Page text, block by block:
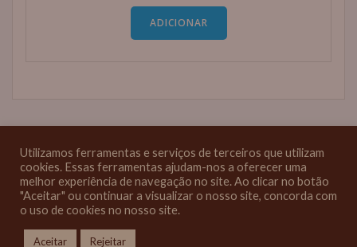
ADICIONAR
© 2026 Melgao Tabletes. Created for free using WordPress and
Utilizamos ferramentas e serviços de terceiros que utilizam
cookies. Essas ferramentas ajudam-nos a oferecer uma
melhor experiência de navegação no site. Ao clicar no botão
"Aceitar" ou continuar a visualizar o nosso site, concorda com
o uso de cookies no nosso site.
Aceitar Rejeitar